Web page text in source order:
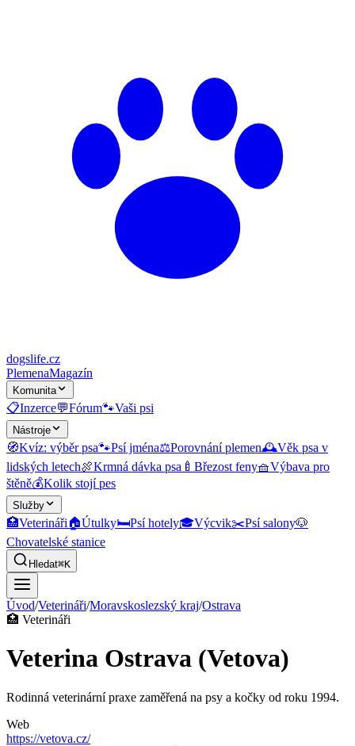
dogslife.cz
PlemenaMagazín
Komunita
📋Inzerce💬Fórum🐾Vaši psi
Nástroje
🧭Kvíz: výběr psa🐾Psí jména⚖️Porovnání plemen🕰️Věk psa v
lidských letech🍖Krmná dávka psa 🍼 Březost feny🧺Výbava pro
štěně💰Kolik stojí pes
Služby
🏥Veterináři🏠Útulky🛏️Psí hotely🎓Výcvik✂️Psí salony🐶
Chovatelské stanice
Hledat⌘K
Úvod/Veterináři/Moravskoslezský kraj/Ostrava
🏥 Veterináři
Veterina Ostrava (Vetova)
Rodinná veterinární praxe zaměřená na psy a kočky od roku 1994.
Web
https://vetova.cz/